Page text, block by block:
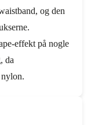
og den
effekt på nogle
da
nylon.